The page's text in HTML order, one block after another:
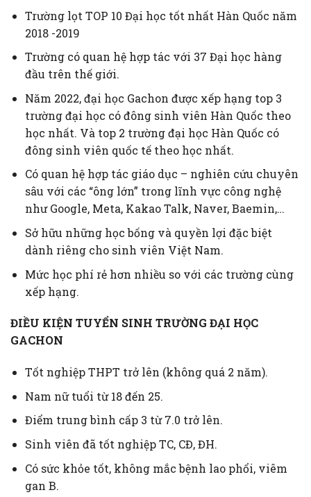
Trường lọt TOP 10 Đại học tốt nhất Hàn Quốc năm
2018 -2019
Trường có quan hệ hợp tác với 37 Đại học hàng
đầu trên thế giới.
Năm 2022, đại học Gachon được xếp hạng top 3
trường đại học có đông sinh viên Hàn Quốc theo
học nhất. Và top 2 trường đại học Hàn Quốc có
đông sinh viên quốc tế theo học nhất.
Có quan hệ hợp tác giáo dục – nghiên cứu chuyên
sâu với các “ông lớn” trong lĩnh vực công nghệ
như Google, Meta, Kakao Talk, Naver, Baemin,…
Sở hữu những học bống và quyền lợi đặc biệt
dành riêng cho sinh viên Việt Nam.
Mức học phí rẻ hơn nhiều so với các trường cùng
xếp hạng.
ĐIỀU KIỆN TUYỂN SINH TRƯỜNG ĐẠI HỌC
GACHON
Tốt nghiệp THPT trở lên (không quá 2 năm).
Nam nữ tuổi từ 18 đến 25.
Điểm trung bình cấp 3 từ 7.0 trở lên.
Sinh viên đã tốt nghiệp TC, CĐ, ĐH.
Có sức khỏe tốt, không mắc bệnh lao phổi, viêm
gan B.